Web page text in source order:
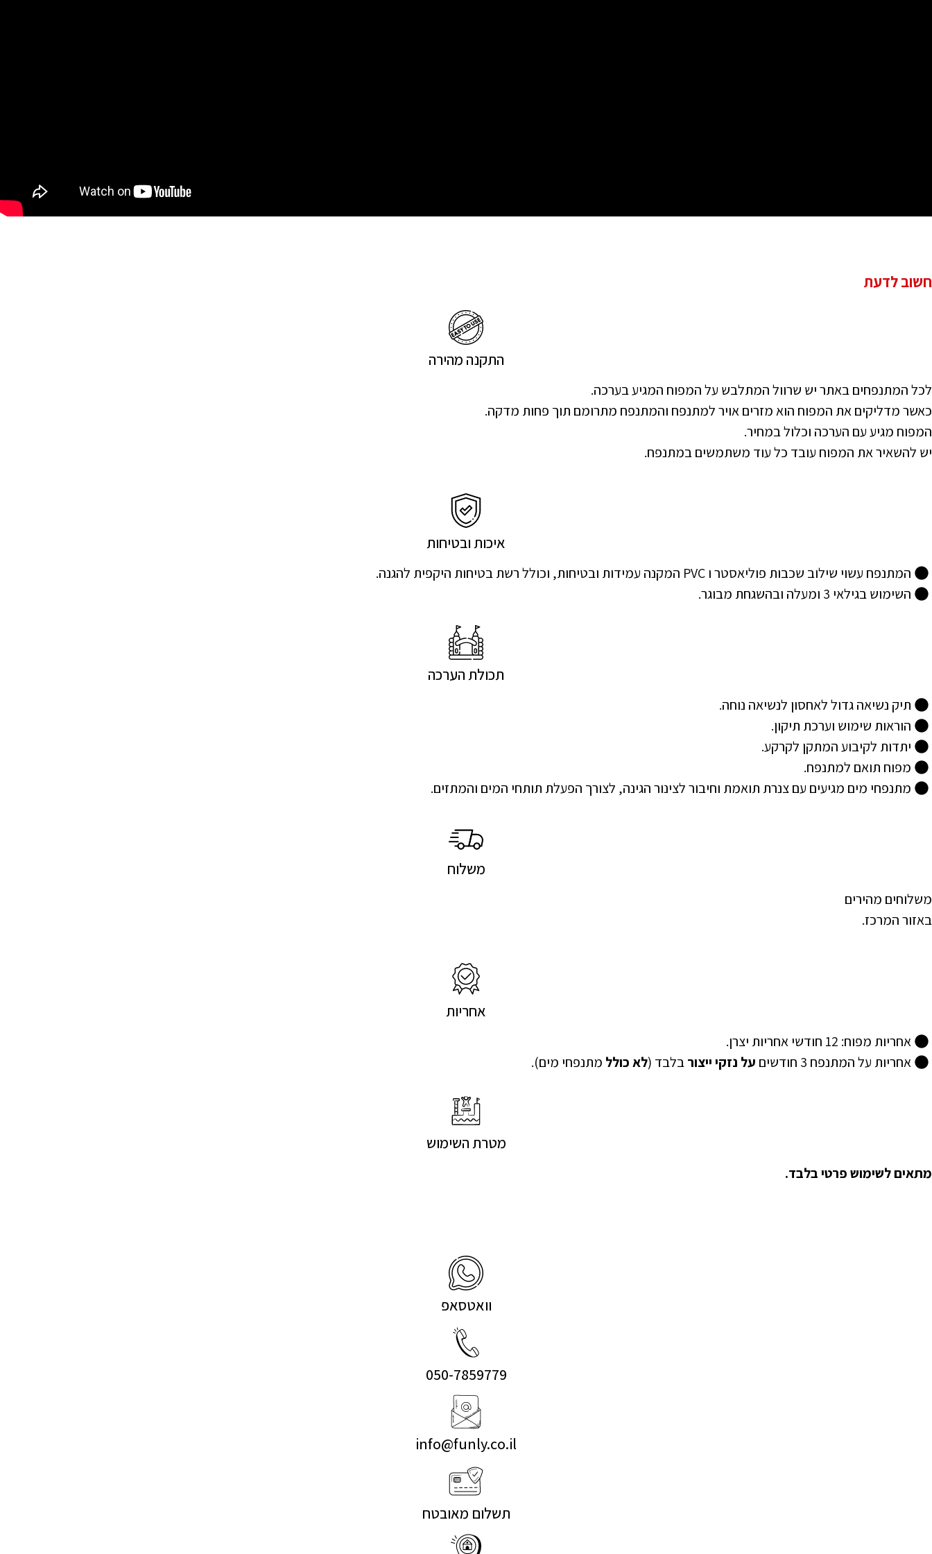
חשוב לדעת
התקנה מהירה
לכל המתנפחים באתר יש שרוול המתלבש על המפוח המגיע בערכה.
כאשר מדליקים את המפוח הוא מזרים אויר למתנפח והמתנפח מתרומם תוך פחות מדקה.
המפוח מגיע עם הערכה וכלול במחיר.
יש להשאיר את המפוח עובד כל עוד משתמשים במתנפח.
איכות ובטיחות
המתנפח עשוי שילוב שכבות פוליאסטר ו PVC המקנה עמידות ובטיחות, וכולל רשת בטיחות היקפית להגנה.
השימוש בגילאי 3 ומעלה ובהשגחת מבוגר.
תכולת הערכה
תיק נשיאה גדול לאחסון לנשיאה נוחה.
הוראות שימוש וערכת תיקון.
יתדות לקיבוע המתקן לקרקע.
מפוח תואם למתנפח.
מתנפחי מים מגיעים עם צנרת תואמת וחיבור לצינור הגינה, לצורך הפעלת תותחי המים והמתזים.
משלוח
משלוחים מהירים
באזור המרכז.
אחריות
אחריות מפוח: 12 חודשי אחריות יצרן.
אחריות על המתנפח 3 חודשים
על נזקי ייצורבלבד (לא כולל מתנפחי מים).
מטרת השימוש
מתאים לשימוש פרטי בלבד.
וואטסאפ
050-7859779
info@funly.co.il
תשלום מאובטח